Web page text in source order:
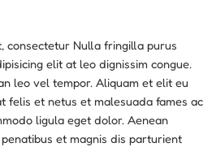
consectetur Nulla fringilla purus
elit at leo dignissim congue.
leo vel tempor. Aliquam et elit eu
felis et netus et malesuada fames ac
ligula eget dolor. Aenean
et magnis dis parturient